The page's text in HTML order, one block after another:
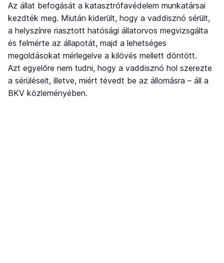
Az állat befogását a katasztrófavédelem munkatársai
kezdték meg. Miután kiderült, hogy a vaddisznó sérült,
a helyszínre riasztott hatósági állatorvos megvizsgálta
és felmérte az állapotát, majd a lehetséges
megoldásokat mérlegelve a kilövés mellett döntött.
Azt egyelőre nem tudni, hogy a vaddisznó hol szerezte
a sérüléseit, illetve, miért tévedt be az állomásra – áll a
BKV közleményében.